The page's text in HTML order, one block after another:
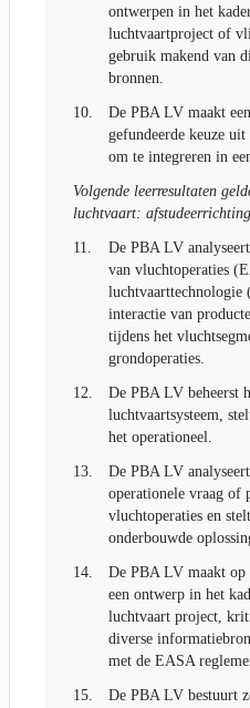
ontwerpen in het
luchtvaartproject of
gebruik makend van
bronnen.
10.
De PBA LV maakt
gefundeerde keuze
om te integreren in
Volgende leerresultaten
luchtvaart:
11.
De PBA LV
van vluchtoperaties
luchtvaarttechnologie
interactie van
tijdens het
grondoperaties.
12.
De PBA LV beheerst
luchtvaartsysteem,
het operationeel.
13.
De PBA LV
operationele vraag of
vluchtoperaties en
onderbouwde
14.
De PBA LV maakt op
een ontwerp in het
luchtvaart project,
diverse
met de EASA
15.
De PBA LV bestuurt